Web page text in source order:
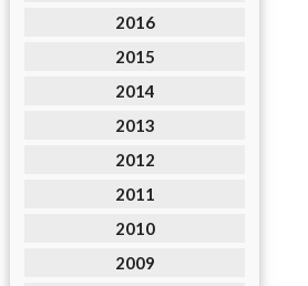
2016
2015
2014
2013
2012
2011
2010
2009